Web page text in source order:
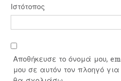
Ιστότοπος
Αποθήκευσε το όνομά μου,
μου σε αυτόν τον πλοηγό